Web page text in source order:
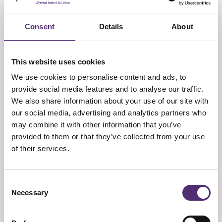
Consent Details About
This website uses cookies
We use cookies to personalise content and ads, to
provide social media features and to analyse our traffic.
We also share information about your use of our site with
our social media, advertising and analytics partners who
may combine it with other information that you’ve
provided to them or that they’ve collected from your use
of their services.
Selection
Necessary
onderliggende oorzaak.
Het traject start met een matchgesprek. Daarin
specialist die past bij de situatie. Gemiddeld vindt
wachttijd, wel rust en perspectief.
Binnen een traject kan een specialist werken met
methoden zoals cognitieve gedragstherapie,
ontspanningsoefeningen ofEMDRbij
traumagerelateerde nachtmerries. De aanpak
hangt af van de hulpvraag. Het mooie is dat het
altijd persoonlijk is.
Een medewerker
aanmelden bij